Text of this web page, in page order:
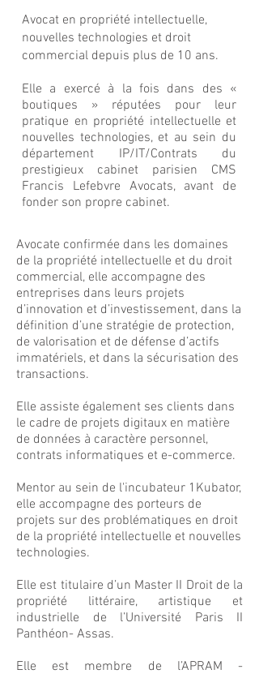
Avocat en propriété intellectuelle,
nouvelles technologies et droit
commercial depuis plus de 10 ans.
Elle a exercé à la fois dans des «
boutiques » réputées pour leur
pratique en propriété intellectuelle et
nouvelles technologies, et au sein du
département IP/IT/Contrats du
prestigieux cabinet parisien CMS
Francis Lefebvre Avocats, avant de
fonder son propre cabinet.
Avocate confirmée dans les domaines
de la propriété intellectuelle et du droit
commercial, elle accompagne des
entreprises dans leurs projets
d’innovation et d’investissement, dans la
définition d’une stratégie de protection,
de valorisation et de défense d’actifs
immatériels, et dans la sécurisation des
transactions.
Elle assiste également ses clients dans
le cadre de projets digitaux en matière
de données à caractère personnel,
contrats informatiques et e-commerce.
Mentor au sein de l'incubateur 1Kubator,
elle accompagne des porteurs de
projets sur des problématiques en droit
de la propriété intellectuelle et nouvelles
technologies.
Elle est titulaire d’un Master II Droit de la
propriété littéraire, artistique et
industrielle de l’Université Paris II
Panthéon- Assas.
Elle est membre de l’APRAM -